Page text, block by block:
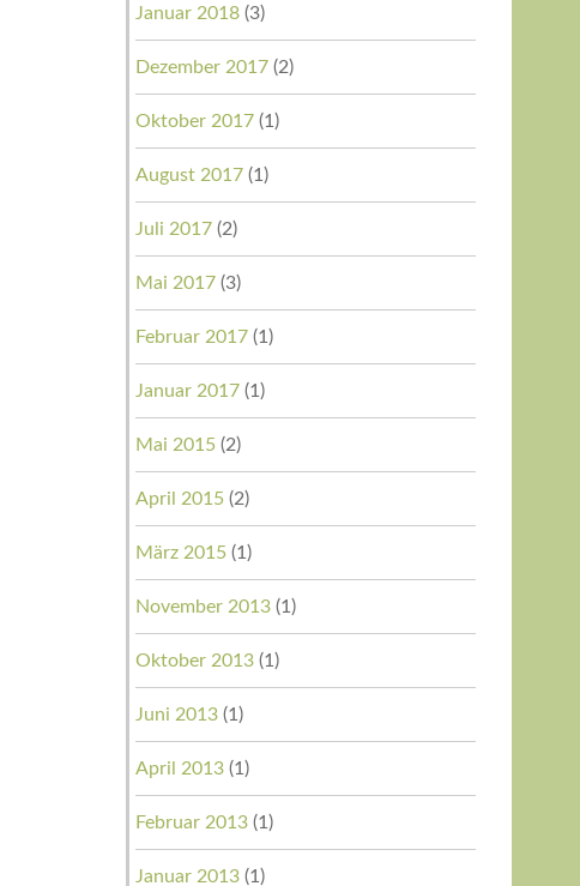
Januar 2018(3)
Dezember 2017(2)
Oktober 2017(1)
August 2017(1)
Juli 2017(2)
Mai 2017(3)
Februar 2017(1)
Januar 2017(1)
Mai 2015(2)
April 2015(2)
März 2015(1)
November 2013(1)
Oktober 2013(1)
Juni 2013(1)
April 2013(1)
Februar 2013(1)
Januar 2013(1)